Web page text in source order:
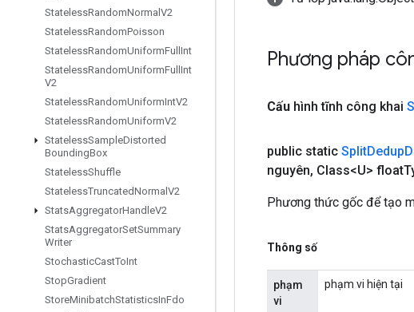
StatelessRandomNormal V2
StatelessRandomPoisson
StatelessRandomUniformFull Int
StatelessRandomUniformFull Int
V2
StatelessRandomUniformIntV2
StatelessRandomUniformV2
StatelessSampleDistorted
BoundingBox
StatelessShuffle
StatelessTruncatedNormal V2
StatsAggregatorHandleV2
StatsAggregatorSetSummary
Writer
StochasticCastToInt
StopGradient
StoreMinibatchStatisticsInFdo
Phương pháp
Cấu hình tĩnh công khai
public static SplitDedup
nguyên, Class<U> float
Phương thức gốc để tạo
Thông số
phạm
vi
phạm vi hiện tại